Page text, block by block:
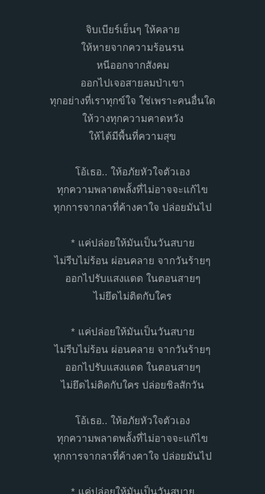
จิบเบียร์เย็นๆ ให้คลาย
ให้หายจากความร้อนรน
หนีออกจากสังคม
ออกไปเจอสายลมป่าเขา
ทุกอย่างที่เราทุกข์ใจ ใช่เพราะคนอื่นใด
ให้วางทุกความคาดหวัง
ให้ได้มีพื้นที่ความสุข
โอ้เธอ.. ให้อภัยหัวใจตัวเอง
ทุกความพลาดพลั้งที่ไม่อาจจะแก้ไข
ทุกการจากลาที่ค้างคาใจ ปล่อยมันไป
* แค่ปล่อยให้มันเป็นวันสบาย
ไม่รีบไม่ร้อน ผ่อนคลาย จากวันร้ายๆ
ออกไปรับแสงแดด ในตอนสายๆ
ไม่ยึดไม่ติดกับใคร
* แค่ปล่อยให้มันเป็นวันสบาย
ไม่รีบไม่ร้อน ผ่อนคลาย จากวันร้ายๆ
ออกไปรับแสงแดด ในตอนสายๆ
ไม่ยึดไม่ติดกับใคร ปล่อยชิลสักวัน
โอ้เธอ.. ให้อภัยหัวใจตัวเอง
ทุกความพลาดพลั้งที่ไม่อาจจะแก้ไข
ทุกการจากลาที่ค้างคาใจ ปล่อยมันไป